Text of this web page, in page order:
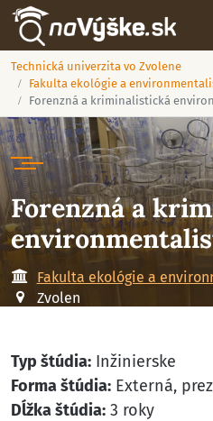
Technická univerzita vo Zvolene
Fakulta ekológie a
Forenzná a kriminalistická
Forenzná a
Fakulta ekológie a
Zvolen
Typ štúdia: Inžinierske
Forma štúdia: Externá,
Dĺžka štúdia: 3 roky